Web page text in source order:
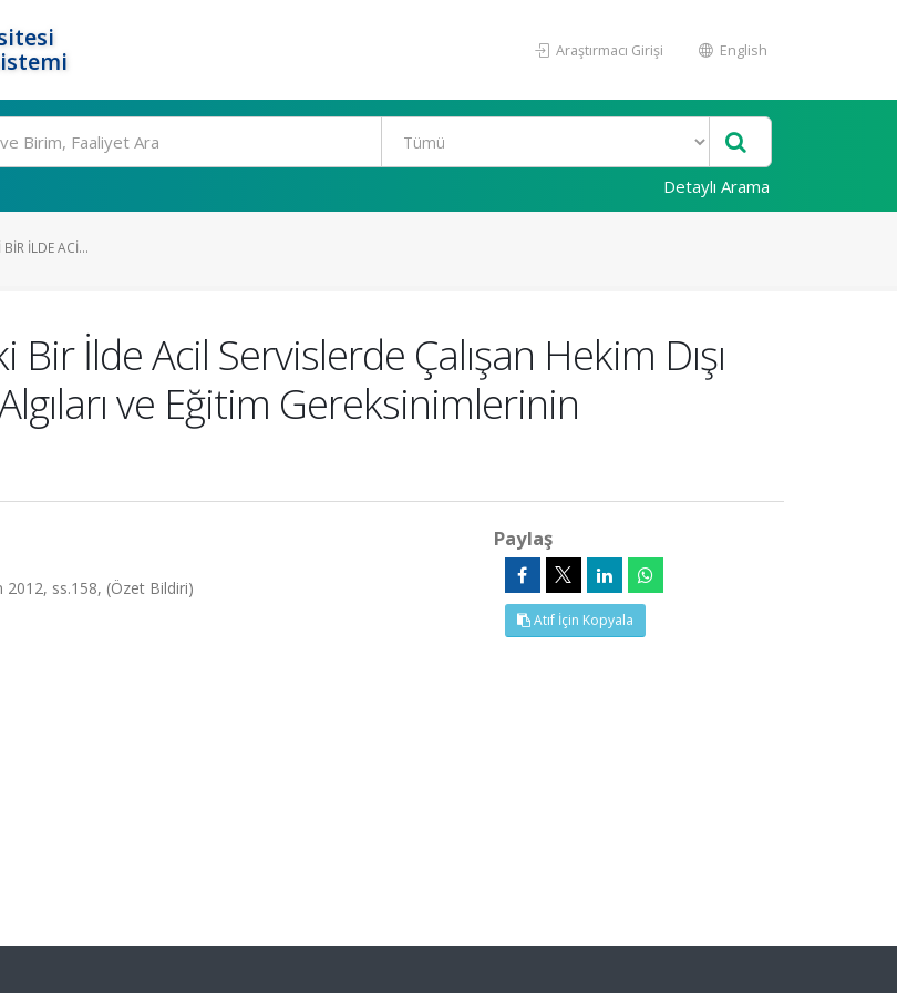
Araştırmacı Girişi English
Detaylı Arama
İLDE ACI...
İlde Acil Servislerde Çalışan Hekim Dışı
ve Eğitim Gereksinimlerinin
2012, ss.158, (Özet Bildiri)
Paylaş
Atıf İçin Kopyala